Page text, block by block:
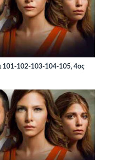
101-102-103-104-105, 4ος